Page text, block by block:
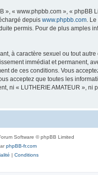
« www.phpbb.com », « phpBB
depuis www.phpbb.com .
permis. Pour de plus amples
à caractère sexuel ou tout
immédiat et permanent,
de ces conditions. Vous
acceptez que toutes les
ni « LUTHERIE AMATEUR »,
Software © phpBB Limited
phpBB-fr.com
| Conditions